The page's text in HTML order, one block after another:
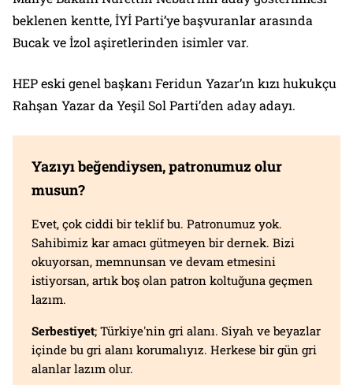
beklenen kentte, İYİ Parti’ye başvuranlar arasında
Bucak ve İzol aşiretlerinden isimler var.
HEP eski genel başkanı Feridun Yazar’ın kızı hukukçu
Rahşan Yazar da Yeşil Sol Parti’den aday adayı.
Yazıyı beğendiysen, patronumuz olur
musun?
Evet, çok ciddi bir teklif bu. Patronumuz yok.
Sahibimiz kar amacı gütmeyen bir dernek. Bizi
okuyorsan, memnunsan ve devam etmesini
istiyorsan, artık boş olan patron koltuğuna geçmen
lazım.
Serbestiyet; Türkiye'nin gri alanı. Siyah ve beyazlar
içinde bu gri alanı korumalıyız. Herkese bir gün gri
alanlar lazım olur.